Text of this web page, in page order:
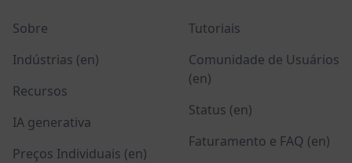
Sobre
Indústrias (en)
Recursos
IA generativa
Preços Individuais (en)
Tutoriais
Comunidade de Usuários
(en)
Status (en)
Faturamento e FAQ (en)